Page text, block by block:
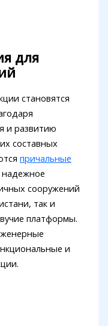
для
становятся
и развитию
составных
причальные
надежное
сооружений
так и
платформы.
и